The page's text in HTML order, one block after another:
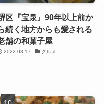
区『宝泉』90年以上前か
続く地方からも愛される
舗の和菓子屋
2022.03.17 グルメ